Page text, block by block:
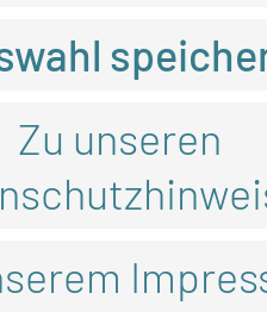
Zu unseren